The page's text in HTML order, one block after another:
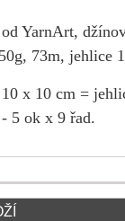
YarnArt,
73m, jehlice
x 10 cm =
5 ok x 9 řad.